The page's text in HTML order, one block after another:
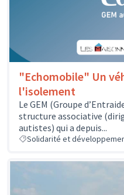
"Echomobile" Un
l'isolement
Le GEM (Groupe
structure associative
autistes) qui a depuis...
Solidarité et